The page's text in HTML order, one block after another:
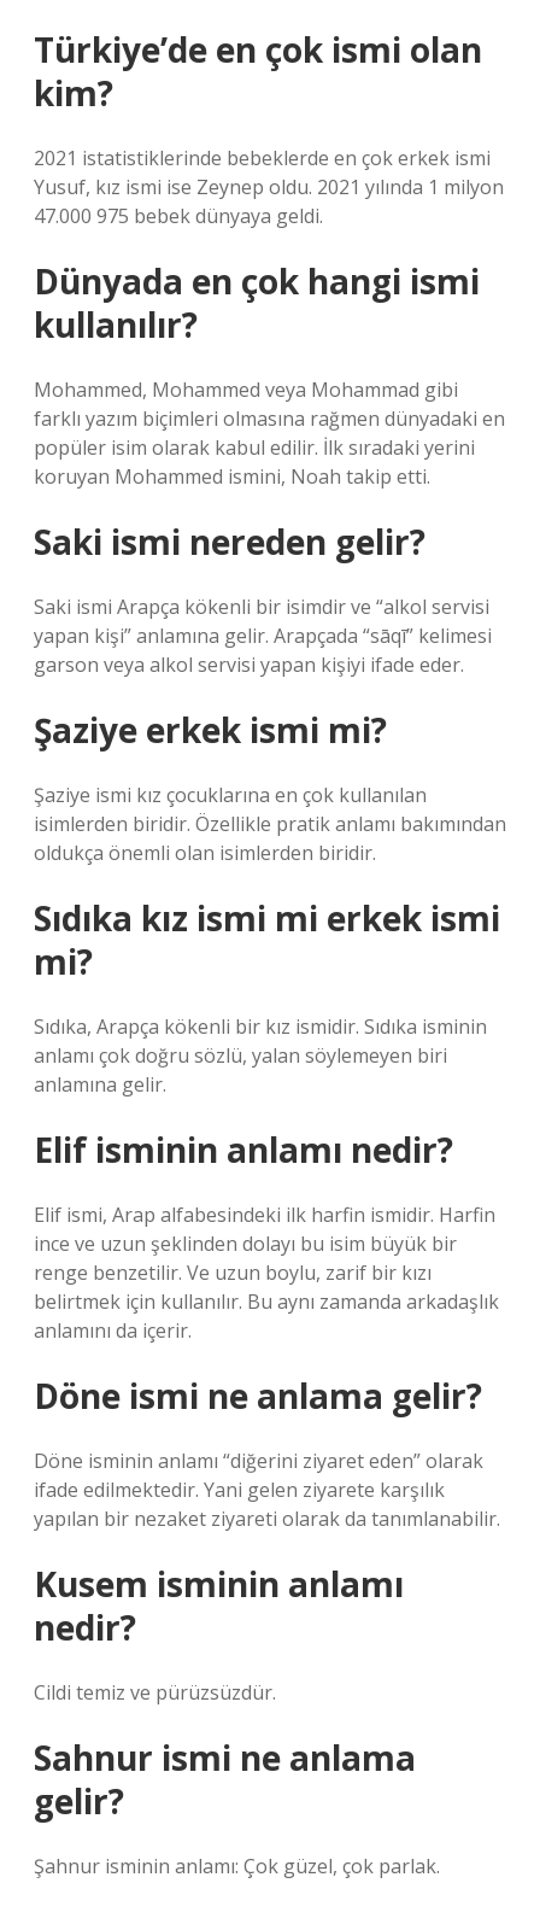
Türkiye’de en çok ismi olan
kim?
2021 istatistiklerinde bebeklerde en çok erkek ismi
Yusuf, kız ismi ise Zeynep oldu. 2021 yılında 1 milyon
47.000 975 bebek dünyaya geldi.
Dünyada en çok hangi ismi
kullanılır?
Mohammed, Mohammed veya Mohammad gibi
farklı yazım biçimleri olmasına rağmen dünyadaki en
popüler isim olarak kabul edilir. İlk sıradaki yerini
koruyan Mohammed ismini, Noah takip etti.
Saki ismi nereden gelir?
Saki ismi Arapça kökenli bir isimdir ve “alkol servisi
yapan kişi” anlamına gelir. Arapçada “sāqī” kelimesi
garson veya alkol servisi yapan kişiyi ifade eder.
Şaziye erkek ismi mi?
Şaziye ismi kız çocuklarına en çok kullanılan
isimlerden biridir. Özellikle pratik anlamı bakımından
oldukça önemli olan isimlerden biridir.
Sıdıka kız ismi mi erkek ismi
mi?
Sıdıka, Arapça kökenli bir kız ismidir. Sıdıka isminin
anlamı çok doğru sözlü, yalan söylemeyen biri
anlamına gelir.
Elif isminin anlamı nedir?
Elif ismi, Arap alfabesindeki ilk harfin ismidir. Harfin
ince ve uzun şeklinden dolayı bu isim büyük bir
renge benzetilir. Ve uzun boylu, zarif bir kızı
belirtmek için kullanılır. Bu aynı zamanda arkadaşlık
anlamını da içerir.
Döne ismi ne anlama gelir?
Döne isminin anlamı “diğerini ziyaret eden” olarak
ifade edilmektedir. Yani gelen ziyarete karşılık
yapılan bir nezaket ziyareti olarak da tanımlanabilir.
Kusem isminin anlamı
nedir?
Cildi temiz ve pürüzsüzdür.
Sahnur ismi ne anlama
gelir?
Şahnur isminin anlamı: Çok güzel, çok parlak.